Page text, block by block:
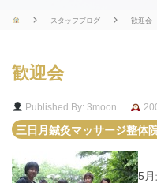
スタッフブログ 歓迎会
歓迎会
Published By: 3moon
三日月鍼灸マッサージ整体
5月